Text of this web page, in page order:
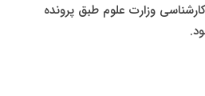
وزارت علوم طبق پرونده